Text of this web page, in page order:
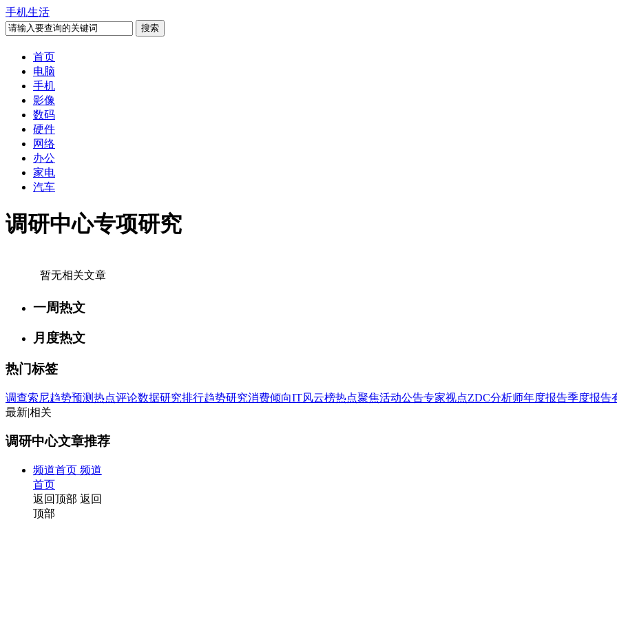
手机生活
首页
电脑
手机
影像
数码
硬件
网络
办公
家电
汽车
调研中心专项研究
暂无相关文章
一周热文
月度热文
热门标签
调查索尼趋势预测热点评论数据研究排行趋势研究消费倾向IT风云榜热点聚焦活动公告专家视点ZDC分析师年度报告季度报告
最新|相关
调研中心文章推荐
频道首页 频道
首页
返回顶部 返回
顶部